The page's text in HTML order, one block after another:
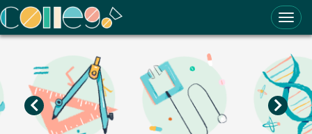
ColleGo! 大學選才與高中育才輔助系統